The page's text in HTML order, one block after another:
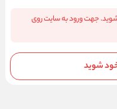
شوید. جهت ورود به سایت روی
شوید